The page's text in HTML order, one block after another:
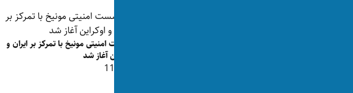
نشست امنیتی مونیخ با تمرکز بر ایران و
اوکراین آغاز شد